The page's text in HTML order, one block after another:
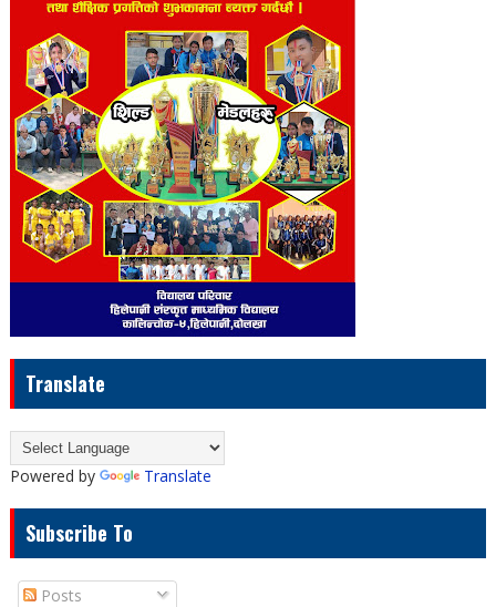
Translate
Powered by Translate
Subscribe To
Posts